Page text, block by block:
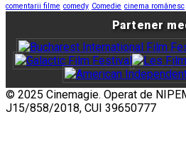
comentarii filme comedy Comedie cinema românesc
Partener
© 2025 Cinemagie. Operat de
J15/858/2018, CUI 39650777